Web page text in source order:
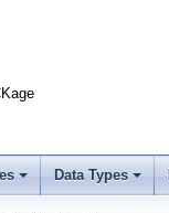
Data Types